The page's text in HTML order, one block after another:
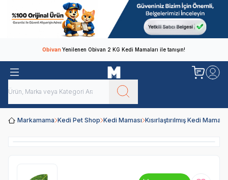
ObivanYenilenen Obivan 2 KG Kedi Mamaları ile tanışın!
Markamama Kedi Pet Shop Kedi Maması Kısırlaştırılmış Kedi Maması